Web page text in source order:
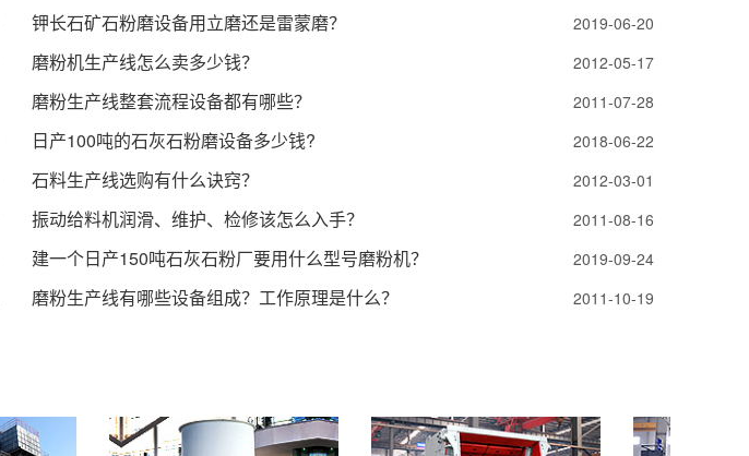
2019-06-20
钾长石矿石粉磨设备用立磨还是雷蒙磨？
2012-05-17
磨粉机生产线怎么卖多少钱？
2011-07-28
磨粉生产线整套流程设备都有哪些？
2018-06-22
日产100吨的石灰石粉磨设备多少钱?
2012-03-01
石料生产线选购有什么诀窍？
2011-08-16
振动给料机润滑、维护、检修该怎么入手？
2019-09-24
建一个日产150吨石灰石粉厂要用什么型号磨粉机？
2011-10-19
磨粉生产线有哪些设备组成？工作原理是什么？